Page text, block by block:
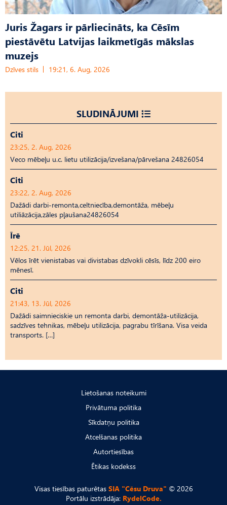
Juris Žagars ir pārliecināts, ka Cēsīm
piestāvētu Latvijas laikmetīgās mākslas
muzejs
Dzīves stils 19:21, 6. Aug, 2026
SLUDINĀJUMI
Citi
23:25, 2. Aug, 2026
Veco mēbeļu u.c. lietu utilizācija/izvešana/pārvešana 24826054
Citi
23:22, 2. Aug, 2026
Dažādi darbi-remonta,celtniecība,demontāža, mēbeļu
utiliāzācija,zāles pļaušana24826054
Īrē
12:25, 21. Jūl, 2026
Vēlos īrēt vienistabas vai divistabas dzīvokli cēsīs, līdz 200 eiro
mēnesī.
Citi
21:43, 13. Jūl, 2026
Dažādi saimnieciskie un remonta darbi, demontāža-utilizācija,
sadzīves tehnikas, mēbeļu utilizācija, pagrabu tīrīšana. Visa veida
transports. […]
Lietošanas noteikumi
Privātuma politika
Sīkdatņu politika
Atcelšanas politika
Autortiesības
Ētikas kodekss
Visas tiesības paturētas SIA "Cēsu Druva" © 2026
Portālu izstrādāja: RydelCode.